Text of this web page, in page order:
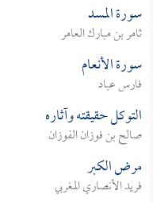
سورة المسد
ثامر بن مبارك العامر
سورة الأنعام
فارس عباد
التوكل حقيقته وآثاره
صالح بن فوزان الفوزان
مرض الكبر
فريد الأنصاري المغربي